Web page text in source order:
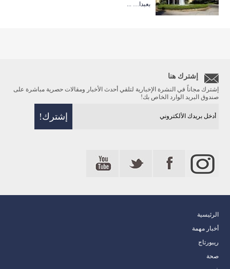
بعبدا… ...
إشترك هنا
إشترك مجاناً في النشرة الإخبارية لتلقي أحدث الأخبار ومقالات حصرية مباشرة على
صندوق البريد الوارد الخاص بك!
الرئيسية
أخبار مهمة
ريبورتاج
صحة